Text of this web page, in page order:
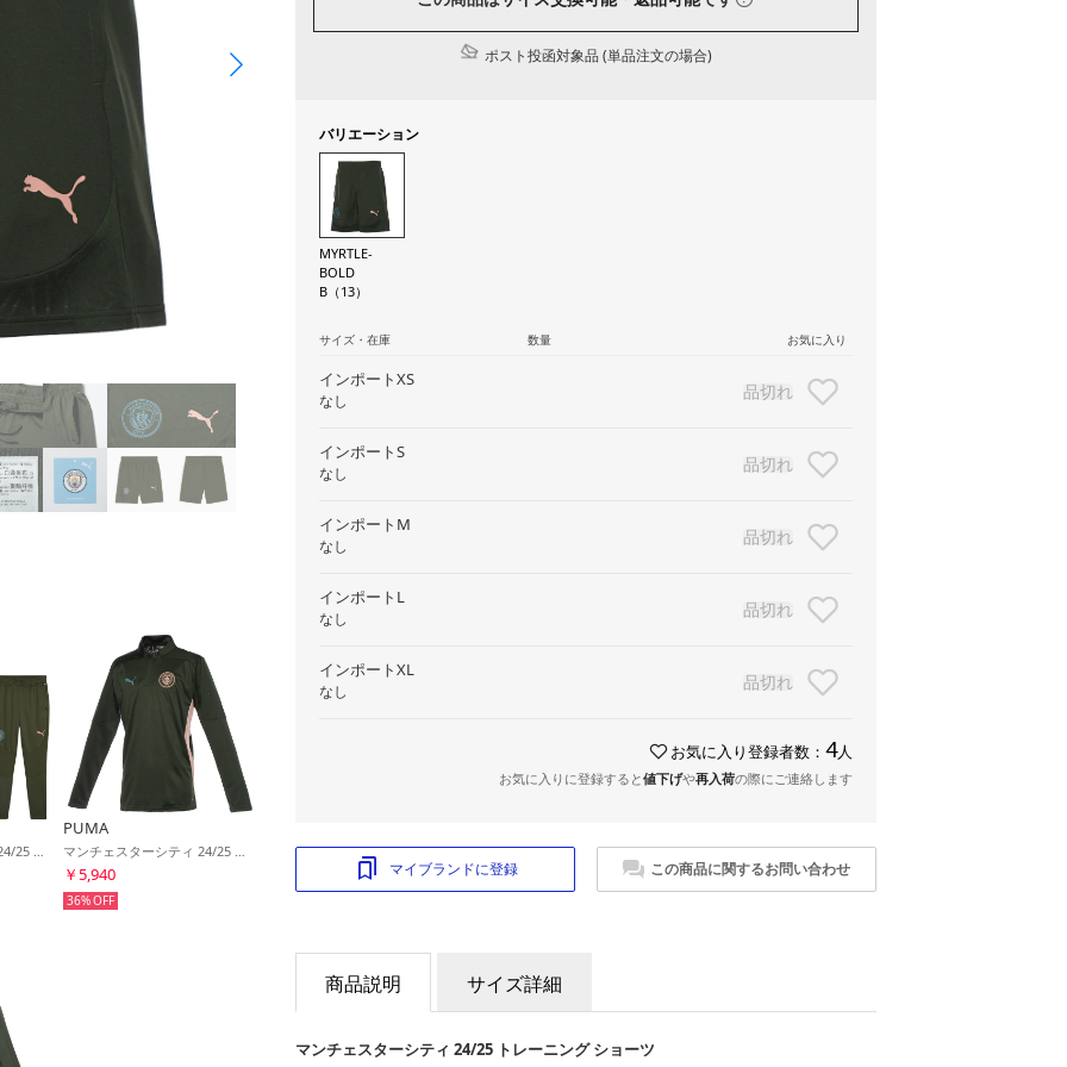
PUMA
￥5,940
36%
ポスト投函対象品 (単品注文の場合)
バリエーション
MYRTLE-
BOLD
B（13）
サイズ・在庫 数量 お気に入り
インポートXS
なし 品切れ
インポートS
なし 品切れ
インポートM
なし 品切れ
インポートL
なし 品切れ
インポートXL
なし 品切れ
お気に入り登録者数： 4人
お気に入りに登録すると値下げや再入荷の際にご連絡します
マイブランドに登録 この商品に関するお問い合わせ
商品説明 サイズ詳細
マンチェスターシティ 24/25 トレーニング ショーツ